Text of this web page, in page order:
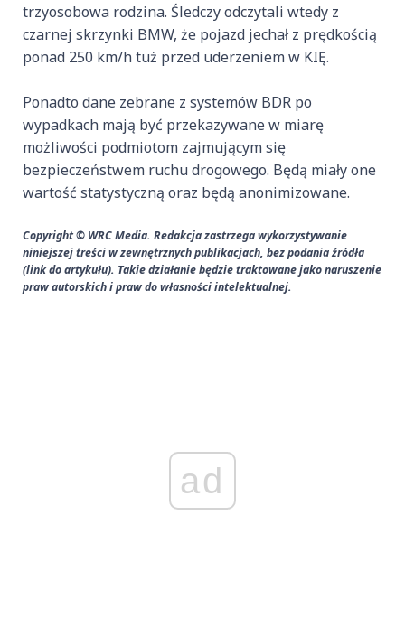
trzyosobowa rodzina. Śledczy odczytali wtedy z
czarnej skrzynki BMW, że pojazd jechał z prędkością
ponad 250 km/h tuż przed uderzeniem w KIĘ.
Ponadto dane zebrane z systemów BDR po
wypadkach mają być przekazywane w miarę
możliwości podmiotom zajmującym się
bezpieczeństwem ruchu drogowego. Będą miały one
wartość statystyczną oraz będą anonimizowane.
Copyright © WRC Media. Redakcja zastrzega wykorzystywanie
niniejszej treści w zewnętrznych publikacjach, bez podania źródła
(link do artykułu). Takie działanie będzie traktowane jako naruszenie
praw autorskich i praw do własności intelektualnej.
ad